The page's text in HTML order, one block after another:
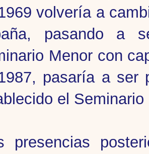
volvería a
pasando a
Menor con
pasaría a ser
el
presencias